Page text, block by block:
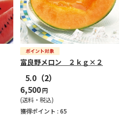
富良野メロン ２ｋｇ×２
5.0 （2）
6,500円
(送料・税込)
獲得ポイント : 65